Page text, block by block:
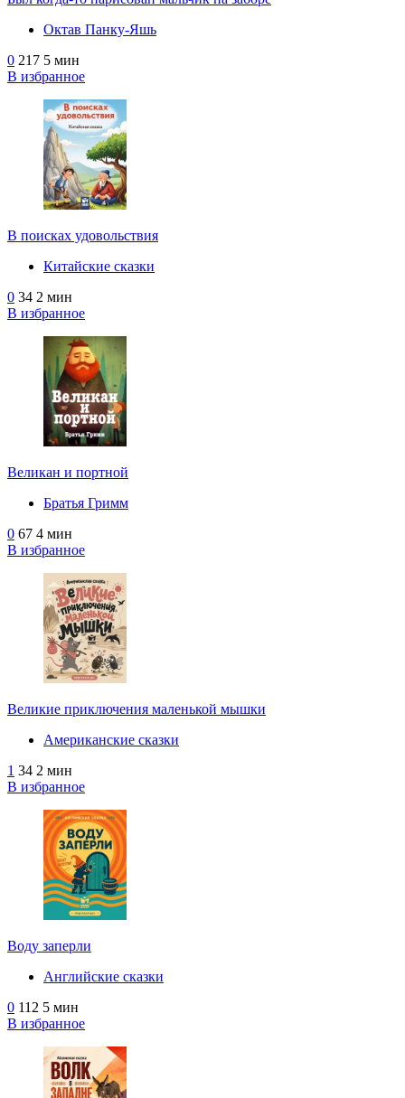
Октав Панку‑Яшь
0 217 5 мин
В избранное
В поисках удовольствия
Китайские сказки
0 34 2 мин
В избранное
Великан и портной
Братья Гримм
0 67 4 мин
В избранное
Великие приключения маленькой мышки
Американские сказки
1 34 2 мин
В избранное
Воду заперли
Английские сказки
0 112 5 мин
В избранное